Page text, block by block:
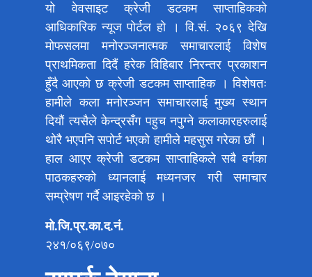
यो वेवसाइट क्रेजी डटकम साप्ताहिकको
आधिकारिक न्यूज पोर्टल हो । वि.सं. २०६९ देखि
मोफसलमा मनोरञ्जनात्मक समाचारलाई विशेष
प्राथमिकता दिदैं हरेक विहिबार निरन्तर प्रकाशन
हुँदै आएको छ क्रेजी डटकम साप्ताहिक । विशेषतः
हामीले कला मनोरञ्जन समाचारलाई मुख्य स्थान
दियौं त्यसैले केन्द्रसँग पहुच नपुग्ने कलाकारहरुलाई
थोरै भएपनि सपोर्ट भएको हामीले महसुस गरेका छौं ।
हाल आएर क्रेजी डटकम साप्ताहिकले सबै वर्गका
पाठकहरुको ध्यानलाई मध्यनजर गरी समाचार
सम्प्रेषण गर्दै आइरहेको छ ।
मो.जि.प्र.का.द.नं.
२४१/०६९/०७०